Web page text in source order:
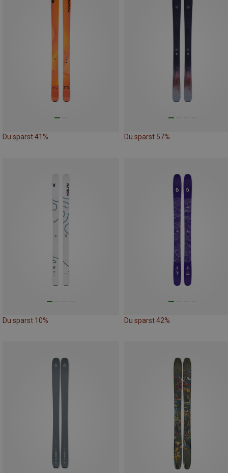
Du sparst 41% Du sparst 57%
Du sparst 10% Du sparst 42%